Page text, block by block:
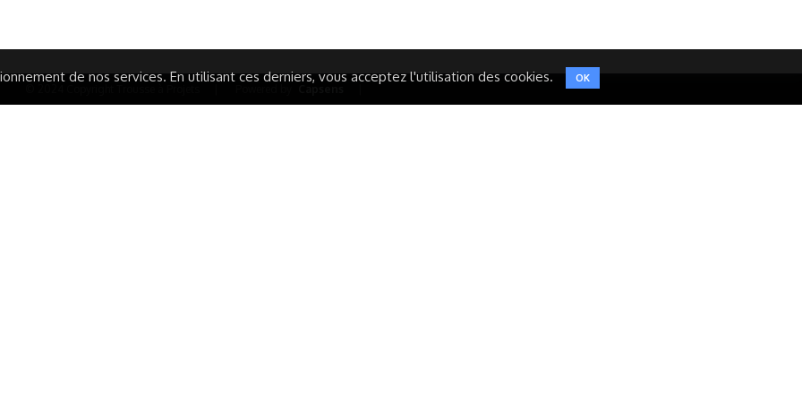
de nos services. En utilisant ces derniers, vous acceptez l'utilisation des cookies. OK